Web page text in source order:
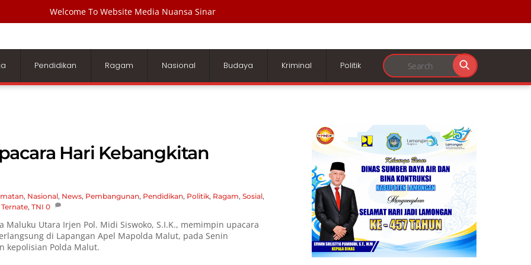
Welcome To Website Media Nuansa Sinar
Pendidikan Ragam Nasional Budaya Kriminal Politik
Hari Kebangkitan
, Nasional, News, Pembangunan, Pendidikan, Politik, Ragam, Sosial,
Ternate, TNI 0
Maluku Utara Irjen Pol. Midi Siswoko, S.I.K., memimpin upacara
di Lapangan Apel Mapolda Malut, pada Senin
kepolisian Polda Malut.